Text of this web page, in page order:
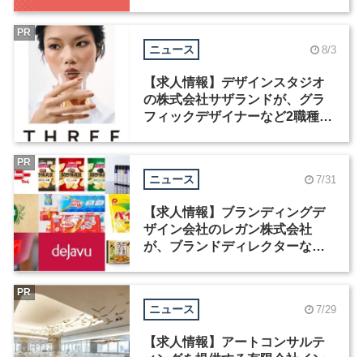
ニュース 8/3
【求人情報】デザインスタジオ
の株式会社サザランドが、グラ
フィックデザイナーなど2職種を
PR
ニュース 7/31
【求人情報】ブランディングデ
ザイン会社のレガン株式会社
が、ブランドディレクターなど3
PR
ニュース 7/29
【求人情報】アートコンサルテ
PR